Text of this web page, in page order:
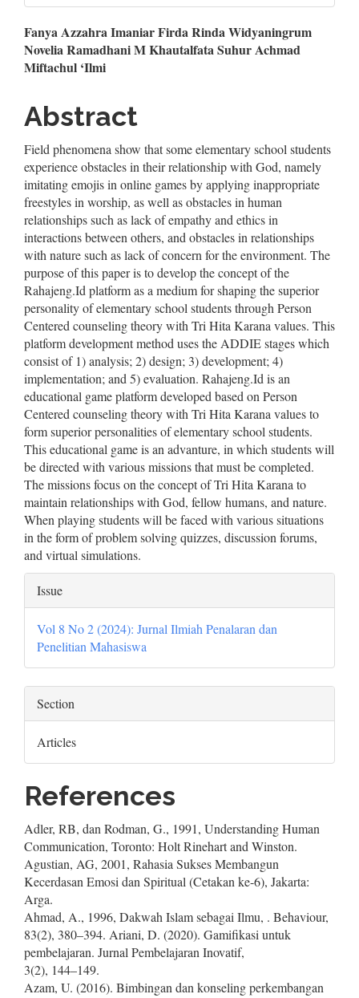
Main
Article
Fanya Azzahra ImaniarFirda Rinda Widyaningrum
Novelia RamadhaniM Khautalfata SuhurAchmad
Miftachul ‘Ilmi
Abstract
Field phenomena show that some elementary school students
experience obstacles in their relationship with God, namely
imitating emojis in online games by applying inappropriate
freestyles in worship, as well as obstacles in human
relationships such as lack of empathy and ethics in
interactions between others, and obstacles in relationships
with nature such as lack of concern for the environment. The
purpose of this paper is to develop the concept of the
Rahajeng.Id platform as a medium for shaping the superior
personality of elementary school students through Person
Centered counseling theory with Tri Hita Karana values. This
platform development method uses the ADDIE stages which
consist of 1) analysis; 2) design; 3) development; 4)
implementation; and 5) evaluation. Rahajeng.Id is an
educational game platform developed based on Person
Centered counseling theory with Tri Hita Karana values to
form superior personalities of elementary school students.
This educational game is an advanture, in which students will
be directed with various missions that must be completed.
The missions focus on the concept of Tri Hita Karana to
maintain relationships with God, fellow humans, and nature.
When playing students will be faced with various situations
in the form of problem solving quizzes, discussion forums,
and virtual simulations.
Article
Details
Issue
Vol 8 No 2 (2024): Jurnal Ilmiah Penalaran dan
Penelitian Mahasiswa
Section
Articles
References
Adler, RB, dan Rodman, G., 1991, Understanding Human
Communication, Toronto: Holt Rinehart and Winston.
Agustian, AG, 2001, Rahasia Sukses Membangun
Kecerdasan Emosi dan Spiritual (Cetakan ke-6), Jakarta:
Arga.
Ahmad, A., 1996, Dakwah Islam sebagai Ilmu, . Behaviour,
83(2), 380–394. Ariani, D. (2020). Gamifikasi untuk
pembelajaran. Jurnal Pembelajaran Inovatif,
3(2), 144–149.
Azam, U. (2016). Bimbingan dan konseling perkembangan